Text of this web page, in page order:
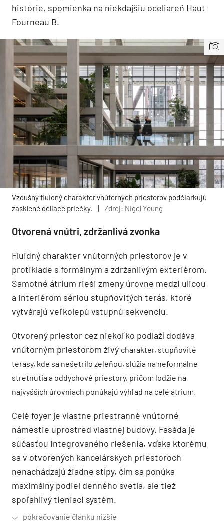
histórie, spomienka na niekdajšiu oceliareň Haut
Fourneau B.
Vzdušný fluidný charakter vnútorných priestorov podčiarkujú
zasklené deliace priečky.
| Zdroj: Nigel Young
Otvorená vnútri, zdržanlivá zvonka
Fluidný charakter vnútorných priestorov je v
protiklade s formálnym a zdržanlivým exteriérom.
Samotné átrium rieši zmeny úrovne medzi ulicou
a interiérom sériou stupňovitých terás, ktoré
vytvárajú veľkolepú vstupnú sekvenciu.
Otvorený priestor cez niekoľko podlaží dodáva
vnútorným priestorom živý charakter, stupňovité
terasy, kde sa nešetrilo zeleňou, slúžia na neformálne
stretnutia a oddychové priestory, pričom lodžie na
najvyšších úrovniach ponúkajú výhľad na celé átrium.
Celé foyer je vlastne priestranné vnútorné
námestie uprostred vlastnej budovy. Fasáda je
súčasťou integrovaného riešenia, vďaka ktorému
sa v otvorených kancelárskych priestoroch
nenachádzajú žiadne stĺpy, čím sa ponúka
maximálny podiel denného svetla, ale tiež
spoľahlivý tieniaci systém.